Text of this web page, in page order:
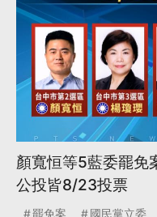
顏寬恒等5藍委罷免
公投皆8/23投票
罷免案 國民黨立委